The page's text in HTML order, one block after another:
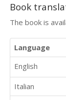
Book
The book is
Language
English
Italian